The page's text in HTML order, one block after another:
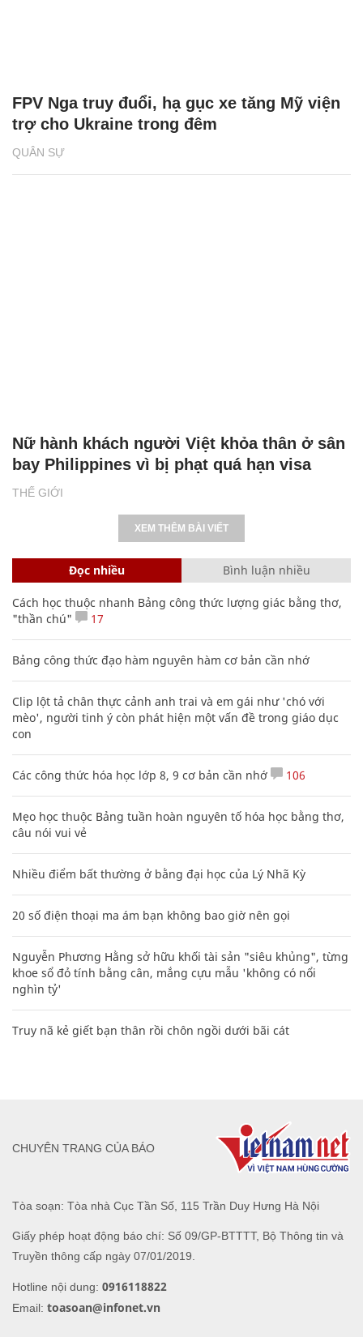
QUÂN SỰ
FPV Nga truy đuổi, hạ gục xe tăng Mỹ viện
trợ cho Ukraine trong đêm
THẾ GIỚI
Nữ hành khách người Việt khỏa thân ở sân
bay Philippines vì bị phạt quá hạn visa
XEM THÊM BÀI VIẾT
Đọc nhiều Bình luận nhiều
Cách học thuộc nhanh Bảng công thức lượng giác bằng thơ,
"thần chú"
17
Bảng công thức đạo hàm nguyên hàm cơ bản cần nhớ
Clip lột tả chân thực cảnh anh trai và em gái như 'chó với
mèo', người tinh ý còn phát hiện một vấn đề trong giáo dục
con
Các công thức hóa học lớp 8, 9 cơ bản cần nhớ 106
Mẹo học thuộc Bảng tuần hoàn nguyên tố hóa học bằng thơ,
câu nói vui vẻ
Nhiều điểm bất thường ở bằng đại học của Lý Nhã Kỳ
20 số điện thoại ma ám bạn không bao giờ nên gọi
Nguyễn Phương Hằng sở hữu khối tài sản "siêu khủng", từng
khoe sổ đỏ tính bằng cân, mắng cựu mẫu 'không có nổi
nghìn tỷ'
Truy nã kẻ giết bạn thân rồi chôn ngồi dưới bãi cát
Tòa soạn: Tòa nhà Cục Tần Số, 115 Trần Duy Hưng Hà Nội
Giấy phép hoạt động báo chí: Số 09/GP-BTTTT, Bộ Thông tin và
Truyền thông cấp ngày 07/01/2019.
Hotline nội dung: 0916118822
Email: toasoan@infonet.vn
CHUYÊN TRANG CỦA BÁO